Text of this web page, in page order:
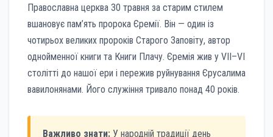
Православна церква 30 травня за старим стилем
вшановує пам’ять пророка Єремії. Він — один із
чотирьох великих пророків Старого Заповіту, автор
однойменної книги та Книги Плачу. Єремія жив у VII–VI
столітті до нашої ери і пережив руйнування Єрусалима
вавилонянами. Його служіння тривало понад 40 років.
Важливо знати: У народній традиції день